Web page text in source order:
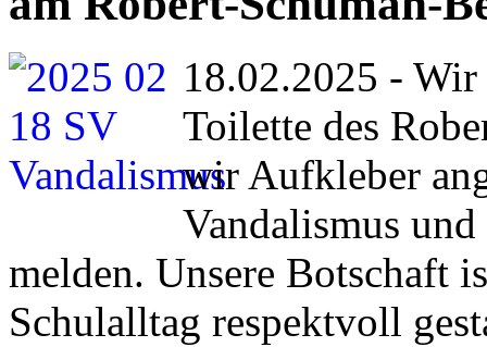
18.02.2025 -
Toilette des
wir Aufkleber
Vandalismus
melden. Unsere Botschaft
Schulalltag respektvoll